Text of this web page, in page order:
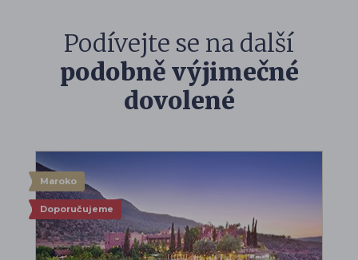
Podívejte se na další
podobně výjimečné
dovolené
Maroko
Doporučujeme